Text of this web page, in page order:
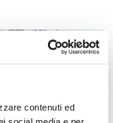
contenuti ed